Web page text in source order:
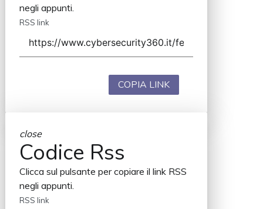
negli appunti.
RSS link
COPIA LINK
close
Codice Rss
Clicca sul pulsante per copiare il link RSS
negli appunti.
RSS link